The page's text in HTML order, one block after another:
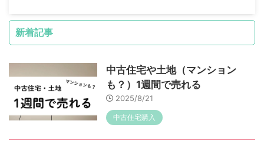
新着記事
中古住宅や土地（マンション
も？）1週間で売れる
2025/8/21
中古住宅購入